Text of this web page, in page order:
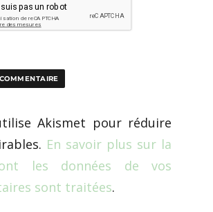
Akismet pour réduire
En savoir plus sur la
les données de vos
sont traitées.